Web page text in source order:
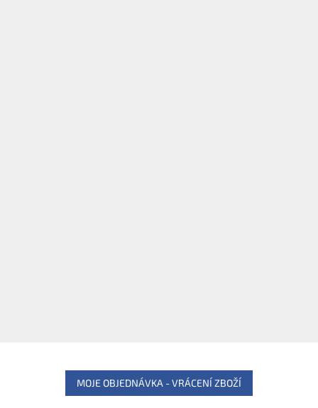
MOJE OBJEDNÁVKA - VRÁCENÍ ZBOŽÍ